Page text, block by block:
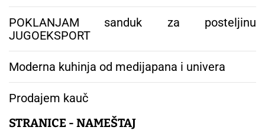
j
a
č
a
n
c
i
a
POKLANJAM sanduk za posteljinu
JUGOEKSPORT
Moderna kuhinja od medijapana i univera
Prodajem kauč
STRANICE - NAMEŠTAJ